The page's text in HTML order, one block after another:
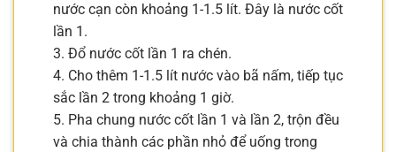
nước cạn còn khoảng 1-1.5 lít. Đây là nước cốt
lần 1.
3. Đổ nước cốt lần 1 ra chén.
4. Cho thêm 1-1.5 lít nước vào bã nấm, tiếp tục
sắc lần 2 trong khoảng 1 giờ.
5. Pha chung nước cốt lần 1 và lần 2, trộn đều
và chia thành các phần nhỏ để uống trong